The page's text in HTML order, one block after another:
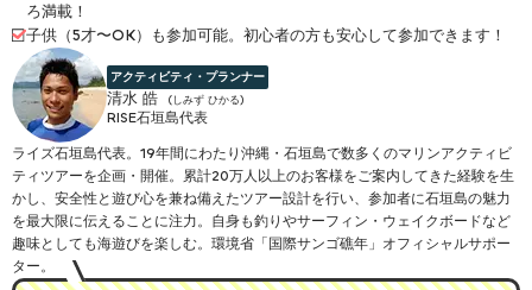
アクティビティ ・プランナー
清水 皓 (しみず ひかる)
RISE石垣島代表
ライズ石垣島代表。19年間にわたり沖縄・石垣島で数多くのマリンアクティビ
ティツアーを企画・開催。累計20万人以上のお客様をご案内してきた経験を生
かし、安全性と遊び心を兼ね備えたツアー設計を行い、参加者に石垣島の魅力
を最大限に伝えることに注力。自身も釣りやサーフィン・ウェイクボードなど
趣味としても海遊びを楽しむ。環境省「国際サンゴ礁年」オフィシャルサポー
ター。
ろ満載！
子供（5才〜OK）も参加可能。初心者の方も安心して参加できます！